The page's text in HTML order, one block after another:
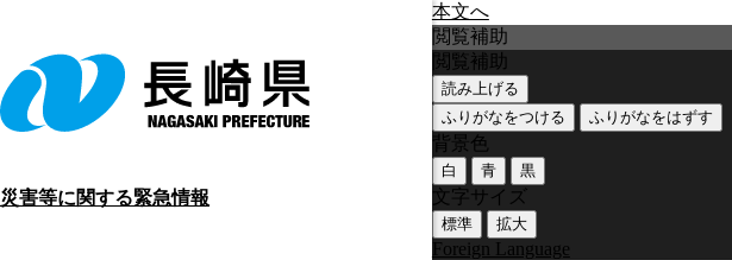
本文へ
災害等に関する緊急情報
閲覧補助
閲覧補助
読み上げる
ふりがなをつける
ふりがなをはずす
背景色
白 青 黒
文字サイズ
標準 拡大
Foreign Language